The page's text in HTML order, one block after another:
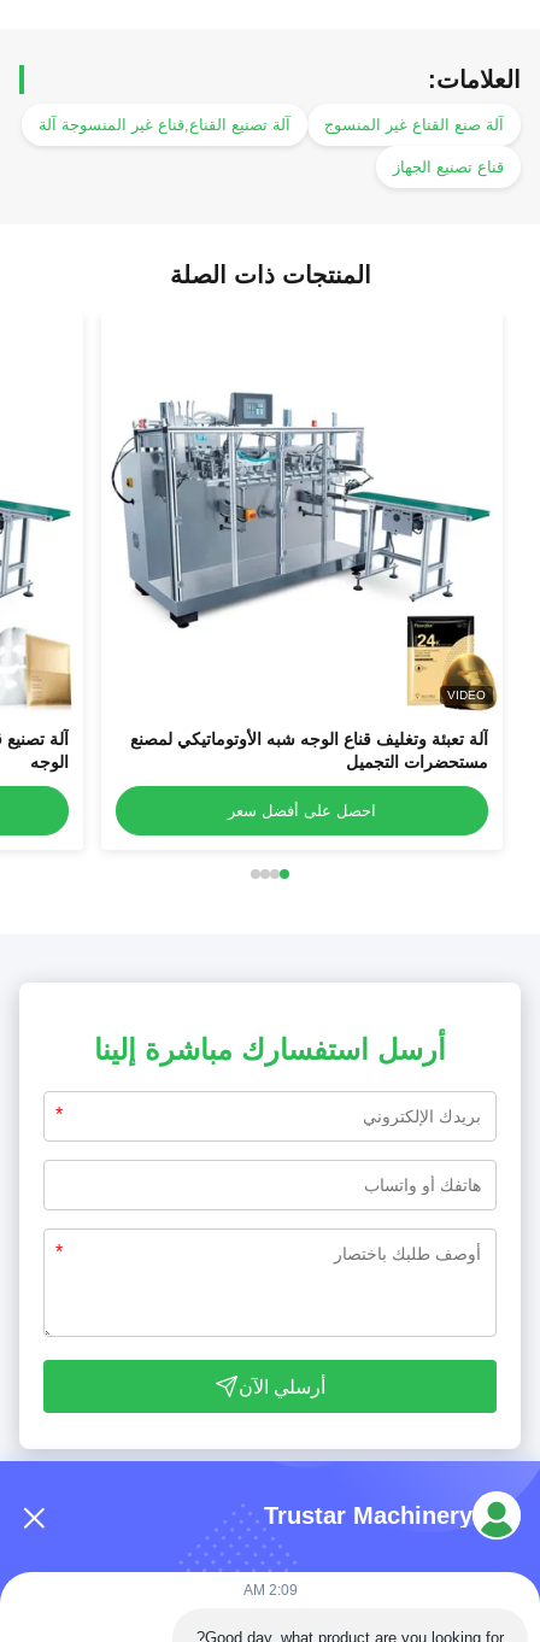
العلامات:
آلة صنع القناع غير المنسوج آلة تصنيع القناع,قناع غير المنسوجة آلة
قناع تصنيع الجهاز
المنتجات ذات الصلة
VIDEO
آلة تعبئة وتغليف قناع الوجه شبه الأوتوماتيكي لمصنع
مستحضرات التجميل
احصل على أفضل سعر
آلة
الوجه
أرسل استفسارك مباشرة إلينا
*
*
أرسلي الآن
هاتف: 86-180-5882-0351
Trustar Machinery
2:09 AM
Good day, what product are you looking for?